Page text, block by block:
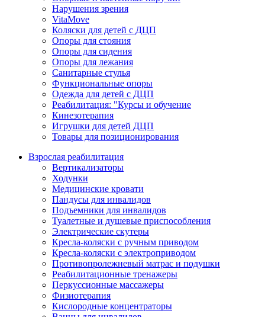
Нарушения зрения
VitaMove
Коляски для детей с ДЦП
Опоры для стояния
Опоры для сидения
Опоры для лежания
Санитарные стулья
Функциональные опоры
Одежда для детей с ДЦП
Реабилитация: "Курсы и обучение
Кинезотерапия
Игрушки для детей ДЦП
Товары для позиционирования
Взрослая реабилитация
Вертикализаторы
Ходунки
Медицинские кровати
Пандусы для инвалидов
Подъемники для инвалидов
Туалетные и душевые приспособления
Электрические скутеры
Кресла-коляски с ручным приводом
Кресла-коляски с электроприводом
Противопролежневый матрас и подушки
Реабилитационные тренажеры
Перкуссионные массажеры
Физиотерапия
Кислородные концентраторы